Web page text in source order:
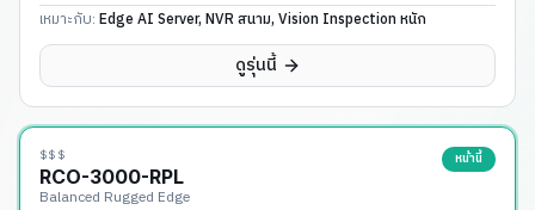
เหมาะกับ: Edge AI Server, NVR สนาม, Vision Inspection หนัก
ดูรุ่นนี้
$$$
RCO-3000-RPL
Balanced Rugged Edge
หน้านี้